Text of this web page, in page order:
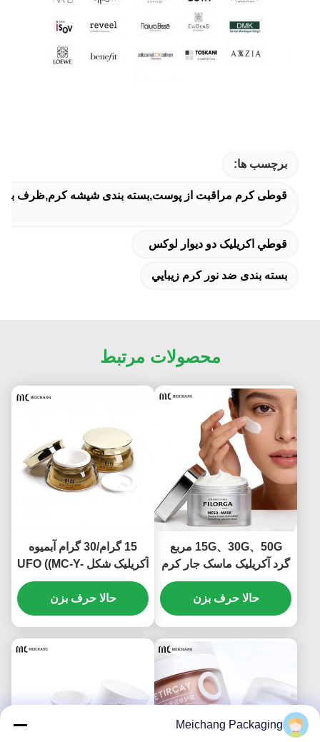
برچسب ها:
قوطی کرم مراقبت از پوست,بسته بندی شیشه کرم,ظرف
قوطي اکريليک دو ديوار لوکس
بسته بندی ضد نور کرم زيبايي
محصولات مرتبط
15G、30G、50G مربع
گرد آکریلیک ماسک جار کرم
جار (MC-541)
حالا حرف بزن
15 گرام/30 گرام آبمیوه
آکریلیک شکل UFO ((MC-Y-
546)
حالا حرف بزن
Meichang Packaging